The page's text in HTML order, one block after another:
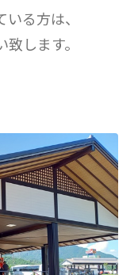
る方は、
します。